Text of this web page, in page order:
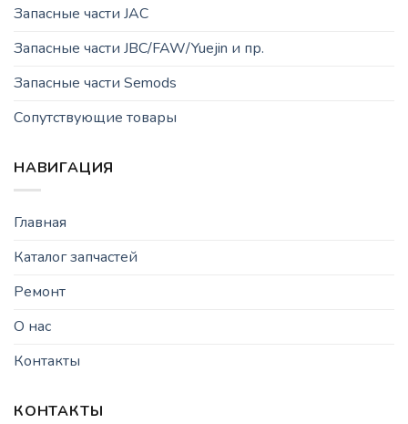
Запасные части JAC
Запасные части JBC/FAW/Yuejin и пр.
Запасные части Semods
Сопутствующие товары
НАВИГАЦИЯ
Главная
Каталог запчастей
Ремонт
О нас
Контакты
КОНТАКТЫ